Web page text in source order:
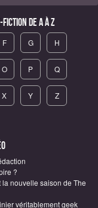
de A à Z
F G H
O P Q
X Y Z
?
nouvelle saison de The
véritablement geek